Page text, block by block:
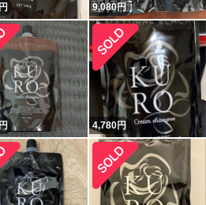
円 9,080円
円 4,780円